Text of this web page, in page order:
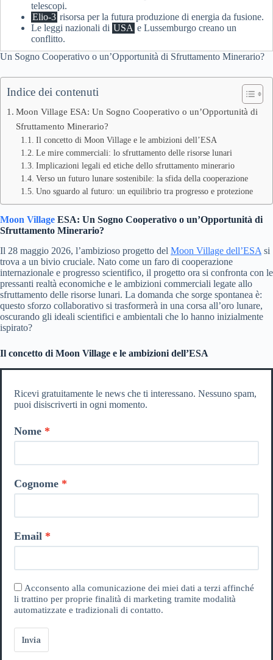
telescopi.
Elio-3 risorsa per la futura produzione di energia da fusione.
Le leggi nazionali di USA e Lussemburgo creano un
conflitto.
Un Sogno Cooperativo o un’Opportunità di Sfruttamento Minerario?
Indice dei contenuti
Moon Village ESA: Un Sogno Cooperativo o un’Opportunità di
Sfruttamento Minerario?
Il concetto di Moon Village e le ambizioni dell’ESA
Le mire commerciali: lo sfruttamento delle risorse lunari
Implicazioni legali ed etiche dello sfruttamento minerario
Verso un futuro lunare sostenibile: la sfida della cooperazione
Uno sguardo al futuro: un equilibrio tra progresso e protezione
Moon Village ESA: Un Sogno Cooperativo o un’Opportunità di
Sfruttamento Minerario?
Il 28 maggio 2026, l’ambizioso progetto del Moon Village dell’ESA si
trova a un bivio cruciale. Nato come un faro di cooperazione
internazionale e progresso scientifico, il progetto ora si confronta con le
pressanti realtà economiche e le ambizioni commerciali legate allo
sfruttamento delle risorse lunari. La domanda che sorge spontanea è:
questo sforzo collaborativo si trasformerà in una corsa all’oro lunare,
oscurando gli ideali scientifici e ambientali che lo hanno inizialmente
ispirato?
Il concetto di Moon Village e le ambizioni dell’ESA
Ricevi gratuitamente le news che ti interessano. Nessuno spam,
puoi disiscriverti in ogni momento.
Nome
Cognome
Email
Acconsento alla comunicazione dei miei dati a terzi affinché
li trattino per proprie finalità di marketing tramite modalità
automatizzate e tradizionali di contatto.
Invia